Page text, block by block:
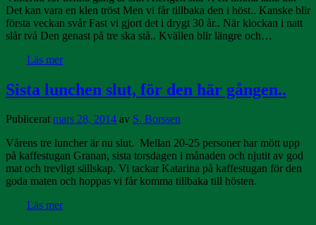
Det kan vara en klen tröst Men vi får tillbaka den i höst.. Kanske blir
första veckan svår Fast vi gjort det i drygt 30 år.. När klockan i natt
slår två Den genast på tre ska stå.. Kvällen blir längre och…
Läs mer
Sista lunchen slut, för den här gången..
Publicerat mars 28, 2014 av S. Borssen
Vårens tre luncher är nu slut. Mellan 20-25 personer har mött upp
på kaffestugan Granan, sista torsdagen i månaden och njutit av god
mat och trevligt sällskap. Vi tackar Katarina på kaffestugan för den
goda maten och hoppas vi får komma tillbaka till hösten.
Läs mer